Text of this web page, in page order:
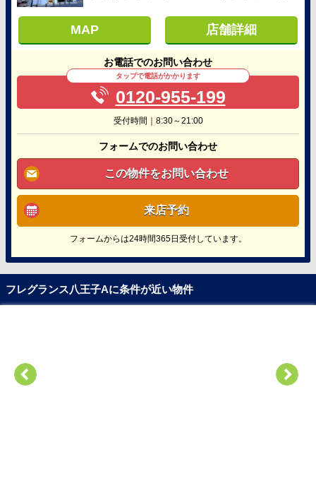
MAP 店舗詳細
お電話でのお問い合わせ
タップで電話がかかります
0120-955-199
受付時間｜8:30～21:00
フォームでのお問い合わせ
この物件をお問い合わせ
来店予約
フォームからは24時間365日受付しています。
フレグランス八王子Aに条件が近い物件